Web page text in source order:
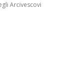
Arcivescovi